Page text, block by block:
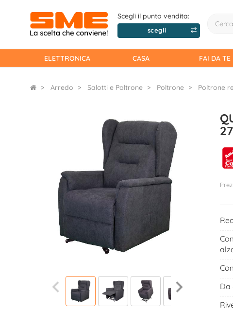
Scegli il punto vendita:
scegli
ELETTRONICA CASA FAI DA TE
Arredo Salotti e Poltrone Poltrone Poltrone
Da